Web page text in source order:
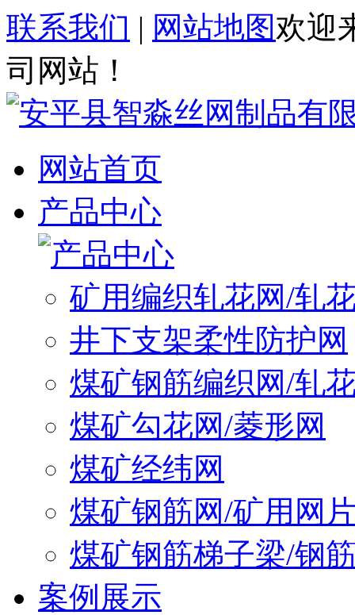
联系我们 | 网站地图欢迎
司网站！
网站首页
产品中心
矿用编织轧花网/轧
井下支架柔性防护网
煤矿钢筋编织网/轧
煤矿勾花网/菱形网
煤矿经纬网
煤矿钢筋网/矿用网
煤矿钢筋梯子梁/钢
案例展示